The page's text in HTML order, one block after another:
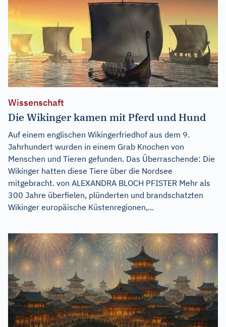
Wissenschaft
Die Wikinger kamen mit Pferd und Hund
Auf einem englischen Wikingerfriedhof aus dem 9.
Jahrhundert wurden in einem Grab Knochen von
Menschen und Tieren gefunden. Das Überraschende: Die
Wikinger hatten diese Tiere über die Nordsee
mitgebracht. von ALEXANDRA BLOCH PFISTER Mehr als
300 Jahre überfielen, plünderten und brandschatzten
Wikinger europäische Küstenregionen,...